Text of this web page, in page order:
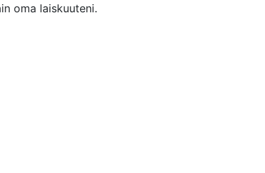
oma laiskuuteni.